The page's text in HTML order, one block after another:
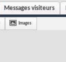
Messages visiteurs
Images